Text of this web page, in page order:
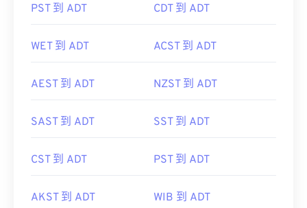
PST 到 ADT CDT 到 ADT
WET 到 ADT ACST 到 ADT
AEST 到 ADT NZST 到 ADT
SAST 到 ADT SST 到 ADT
CST 到 ADT PST 到 ADT
AKST 到 ADT WIB 到 ADT